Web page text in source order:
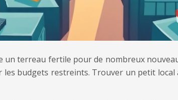
terreau fertile pour de nombreux
budgets restreints. Trouver un petit